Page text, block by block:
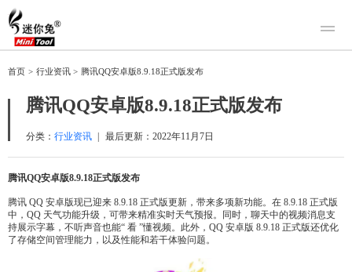
产品
迷你兔分区向导
下载
购买
关于我们
首页 > 行业资讯 > 腾讯QQ安卓版8.9.18正式版发布
腾讯QQ安卓版8.9.18正式版发布
分类： 行业资讯 最后更新： 2022年11月7日
腾讯QQ安卓版8.9.18正式版发布
腾讯 QQ 安卓版现已迎来 8.9.18 正式版更新，带来多项新功能。在 8.9.18 正式版
中，QQ 天气功能升级，可带来精准实时天气预报。同时，聊天中的视频消息支
持展示字幕，不听声音也能“ 看 ”懂视频。此外，QQ 安卓版 8.9.18 正式版还优化
了存储空间管理能力，以及性能和若干体验问题。